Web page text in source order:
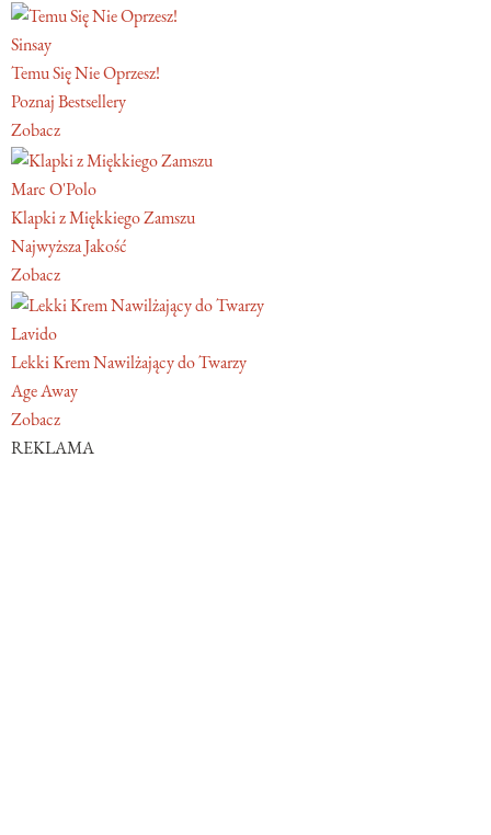
Sinsay
Temu Się Nie Oprzesz!
Poznaj Bestsellery
Zobacz
Marc O'Polo
Klapki z Miękkiego Zamszu
Najwyższa Jakość
Zobacz
Lavido
Lekki Krem Nawilżający do Twarzy
Age Away
Zobacz
REKLAMA